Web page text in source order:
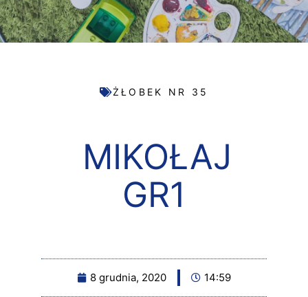
ŻŁOBEK NR 35
MIKOŁAJ
GR1
8 grudnia, 2020 14:59